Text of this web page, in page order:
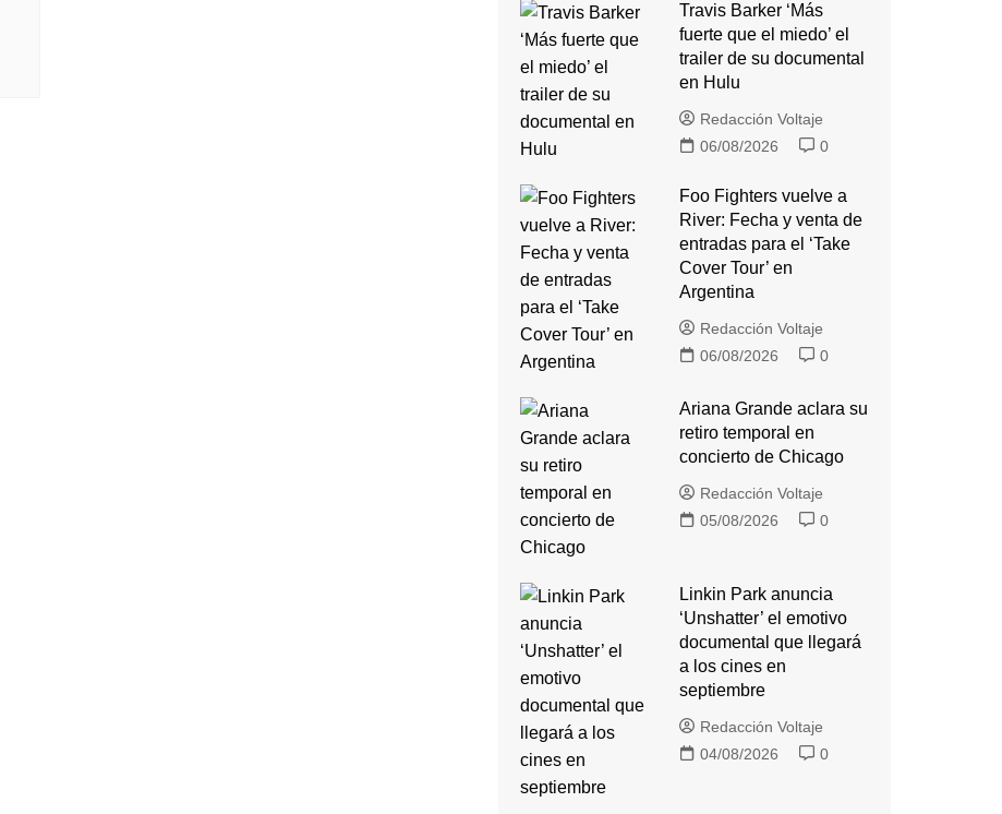
Travis Barker ‘Más
fuerte que el miedo’ el
trailer de su documental
en Hulu
Redacción Voltaje
06/08/2026
0
Foo Fighters vuelve a
River: Fecha y venta de
entradas para el ‘Take
Cover Tour’ en
Argentina
Redacción Voltaje
06/08/2026
0
Ariana Grande aclara su
retiro temporal en
concierto de Chicago
Redacción Voltaje
05/08/2026
0
Linkin Park anuncia
‘Unshatter’ el emotivo
documental que llegará
a los cines en
septiembre
Redacción Voltaje
04/08/2026
0